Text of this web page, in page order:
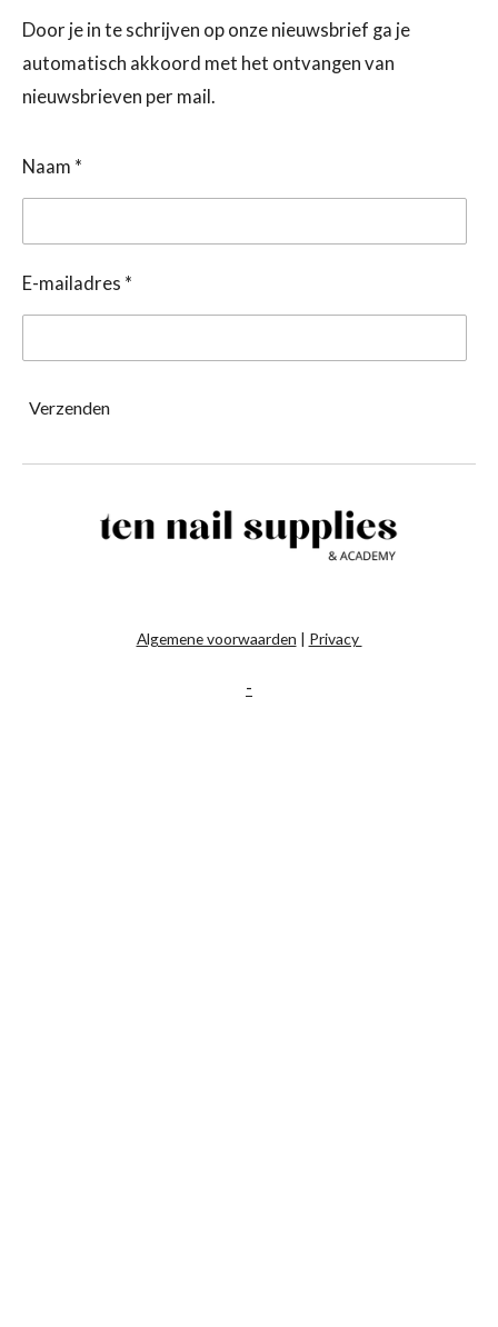
Door je in te schrijven op onze nieuwsbrief ga je
automatisch akkoord met het ontvangen van
nieuwsbrieven per mail.
Naam *
E-mailadres *
Verzenden
Algemene voorwaarden | Privacy
-